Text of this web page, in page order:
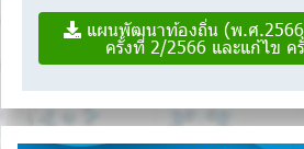
แผนพัฒนาท้องถิ่น (พ.ศ
ครั้งที่ 2/2566 และแก้ไข ค